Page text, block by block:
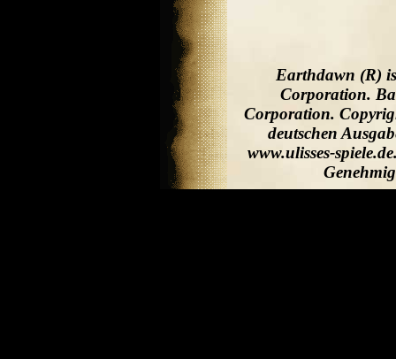
Earthdawn (R)
Corporation.
Corporation.
deutschen
www.ulisses-